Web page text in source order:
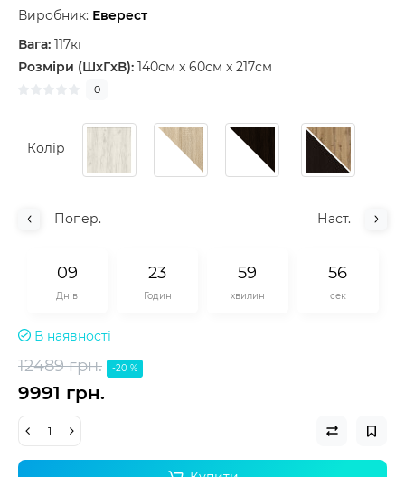
Виробник: Еверест
Вага: 117кг
Розміри (ШxГxВ): 140см x 60см x 217см
0
Колір
Попер. Наст.
09
Днів
23
Годин
59
хвилин
55
сек
В наявності
12489 грн. -20 %
9991 грн.